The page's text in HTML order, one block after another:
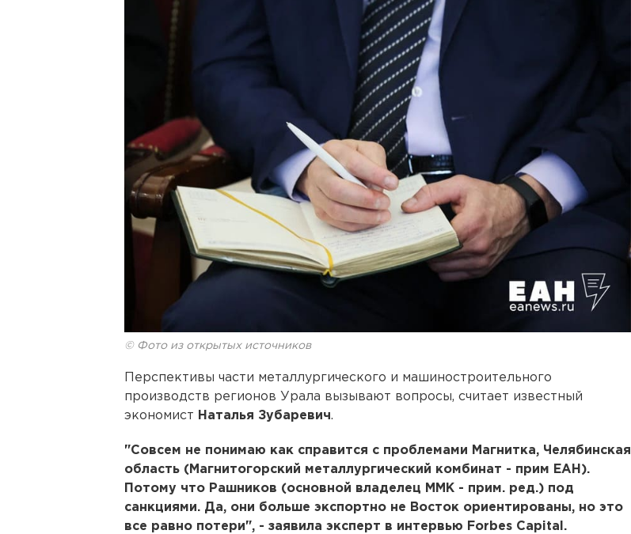
© Фото из открытых источников
Перспективы части металлургического и машиностроительного
производств регионов Урала вызывают вопросы, считает известный
экономист Наталья Зубаревич.
"Совсем не понимаю как справится с проблемами Магнитка, Челябинская
область (Магнитогорский металлургический комбинат - прим ЕАН).
Потому что Рашников (основной владелец ММК - прим. ред.) под
санкциями. Да, они больше экспортно не Восток ориентированы, но это
все равно потери", - заявила эксперт в интервью Forbes Capital.